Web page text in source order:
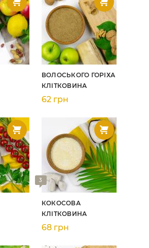
ВОЛОСЬКОГО ГОРІХА
КЛІТКОВИНА
62 грн
3
КОКОСОВА
КЛІТКОВИНА
68 грн